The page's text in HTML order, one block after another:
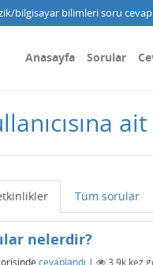
bilgisayar bilimleri soru
Anasayfa Sorular
Tüm sorular
nelerdir?
cevaplandı | 3.9k kez